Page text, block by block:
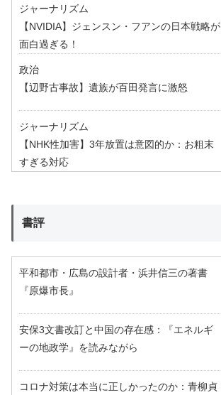
ジャーナリズム
【NVIDIA】ジェンスン・フアンの日本戦略が
面白過ぎる！
政治
【辺野古事故】遺族が百田発言に激怒
ジャーナリズム
【NHK性加害】3年放置は意図的か：お粗末
すぎる対応
書評
平和都市・広島の設計者・浜井信三の著書
『原爆市長』
安保3文書改訂と中国の存在感：『エネルギ
ーの地政学』を読みながら
コロナ対策は本当に正しかったのか：青柳貞